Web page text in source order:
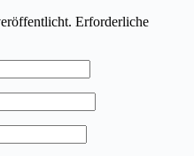
Erforderliche